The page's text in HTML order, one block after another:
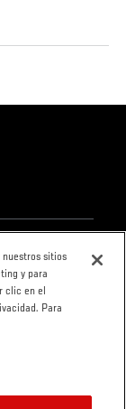
nuestros sitios
y para
clic en el
Para